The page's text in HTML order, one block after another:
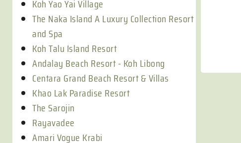
Koh Yao Yai Village
The Naka Island A Luxury Collection Resort
and Spa
Koh Talu Island Resort
Andalay Beach Resort - Koh Libong
Centara Grand Beach Resort & Villas
Khao Lak Paradise Resort
The Sarojin
Rayavadee
Amari Vogue Krabi